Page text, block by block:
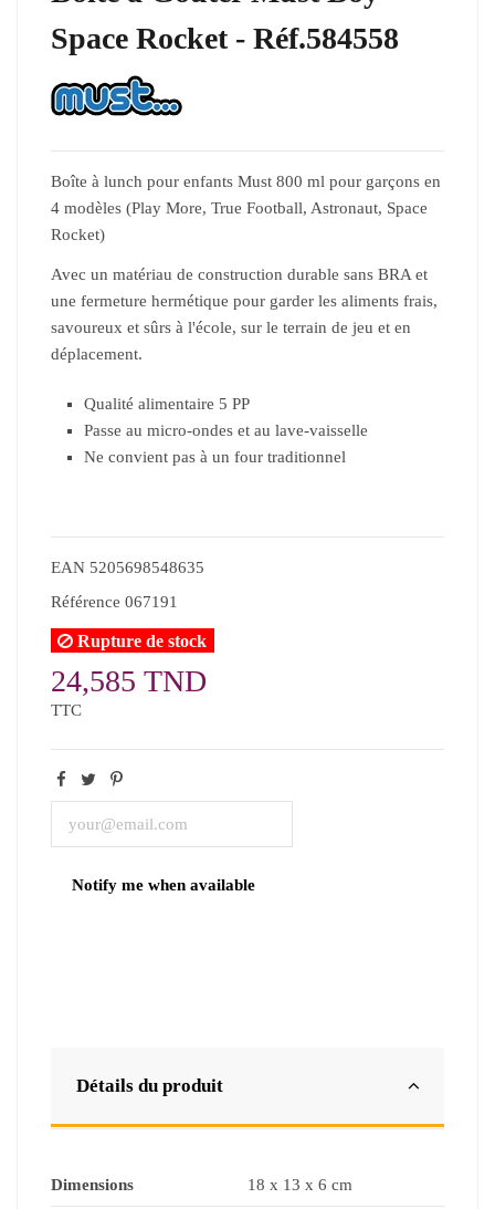
Space Rocket - Réf.584558
Boîte à lunch pour enfants Must 800 ml pour garçons en
4 modèles (Play More, True Football, Astronaut, Space
Rocket)
Avec un matériau de construction durable sans BRA et
une fermeture hermétique pour garder les aliments frais,
savoureux et sûrs à l'école, sur le terrain de jeu et en
déplacement.
Qualité alimentaire 5 PP
Passe au micro-ondes et au lave-vaisselle
Ne convient pas à un four traditionnel
EAN 5205698548635
Référence 067191
Rupture de stock
24,585 TND
TTC
Détails du produit
Dimensions 18 x 13 x 6 cm